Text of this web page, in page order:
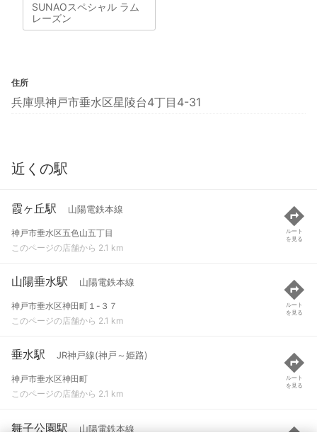
SUNAOスペシャル ラム
レーズン
住所
兵庫県神戸市垂水区星陵台4丁目4-31
近くの駅
霞ヶ丘駅 山陽電鉄本線
神戸市垂水区五色山五丁目
このページの店舗から 2.1 km
ルート
を見る
山陽垂水駅 山陽電鉄本線
神戸市垂水区神田町１-３７
このページの店舗から 2.1 km
ルート
を見る
垂水駅 JR神戸線(神戸～姫路)
神戸市垂水区神田町
このページの店舗から 2.1 km
ルート
を見る
舞子公園駅 山陽電鉄本線